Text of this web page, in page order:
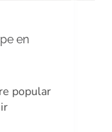
en
popular